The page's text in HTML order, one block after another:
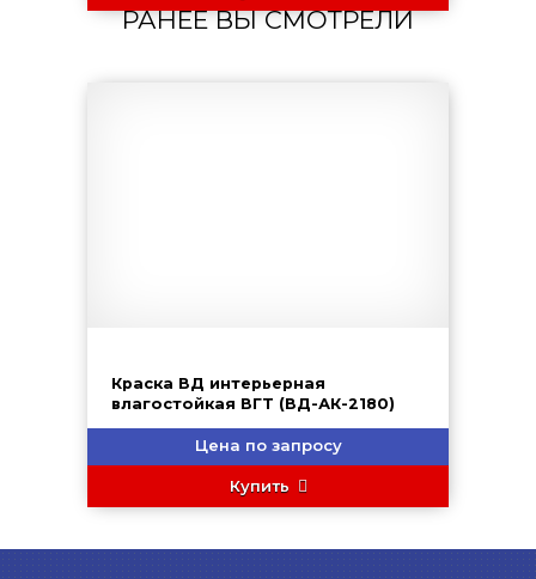
РАНЕЕ ВЫ СМОТРЕЛИ
Краска ВД интерьерная
влагостойкая ВГТ (ВД-АК-2180)
Цена по запросу
Купить